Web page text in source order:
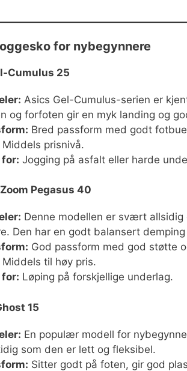
for nybegynnere
Cumulus 25
Asics Gel-Cumulus-serien er
og forfoten gir en myk landing og
Bred passform med godt
Middels prisnivå.
for: Jogging på asfalt eller harde
Pegasus 40
Denne modellen er svært
Den har en godt balansert
God passform med god støtte
Middels til høy pris.
for: Løping på forskjellige underlag.
15
En populær modell for
som den er lett og fleksibel.
Sitter godt på foten, gir god